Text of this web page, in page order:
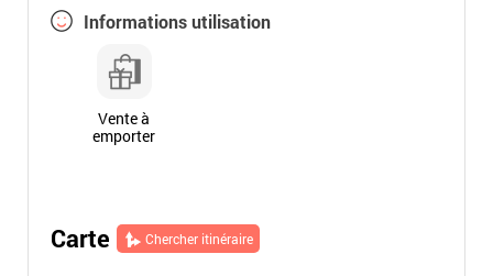
Informations utilisation
Vente à
emporter
Carte Chercher itinéraire